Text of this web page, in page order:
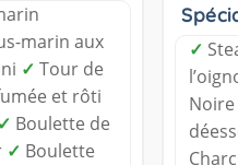
marin aux
✓ Tour de
et rôti
✓ Boulette de
✓ Boulette
✓
Noire